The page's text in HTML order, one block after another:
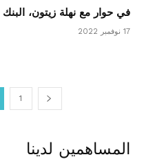
في حوار مع نهلة زيتون،
17 نوفمبر 2022
1
المساهمين لدينا